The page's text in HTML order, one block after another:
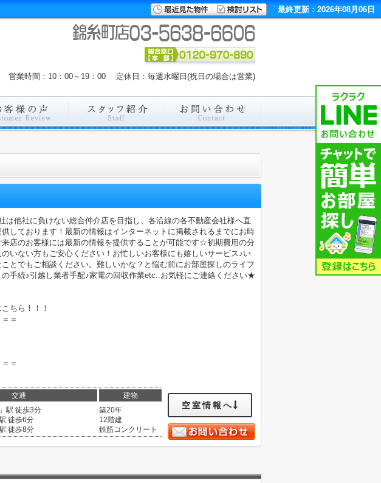
最終更新：2026年08月06日
営業時間：10：00～19：00 定休日：毎週水曜日(祝日の場合は営業)
は他社に負けない総合仲介店を目指し、各沿線の各不動産会社様へ直
しております！最新の情報はインターネットに掲載されるまでにお時
店のお客様には最新の情報を提供することが可能です☆初期費用の分
いない方もご安心ください！お忙しいお客様にも嬉しいサービス♪い
とでもご相談ください。難しいかな？と悩む前にお部屋探しのライフ
手続♪引越し業者手配♪家電の回収作業etc..お気軽にご連絡ください★
ちら！！！
＝
＝
交通 建物
」駅 徒歩3分
徒歩6分
徒歩8分
築20年
12階建
鉄筋コンクリート
空室情報へ